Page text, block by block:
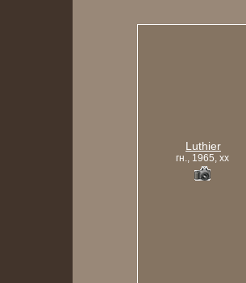
Luthier
гн., 1965, xx